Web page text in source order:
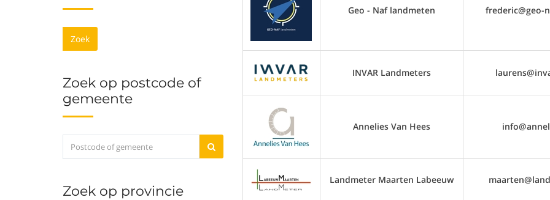
Zoek
Zoek op postcode of
gemeente
Zoek op provincie
Geo - Naf landmeten frederic@geo-
INVAR Landmeters
Annelies Van Hees
Landmeter Maarten Labeeuw